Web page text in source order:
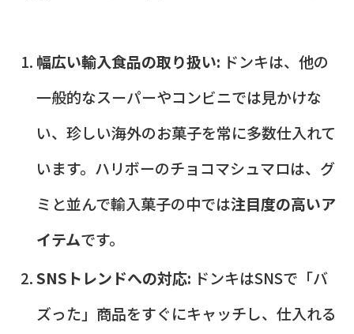
幅広い輸入食品の取り扱い: ドンキは、他の
一般的なスーパーやコンビニでは見かけな
い、珍しい海外のお菓子を常に多数仕入れて
います。ハリボーのチョコマシュマロは、グ
ミと並んで輸入菓子の中では注目度の高いア
イテムです。
SNSトレンドへの対応: ドンキはSNSで「バ
ズった」商品をすぐにキャッチし、仕入れる